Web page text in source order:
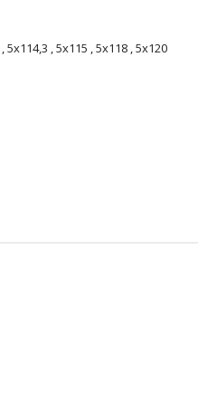
,5x114,3 ,5x115 ,5x118 ,5x120